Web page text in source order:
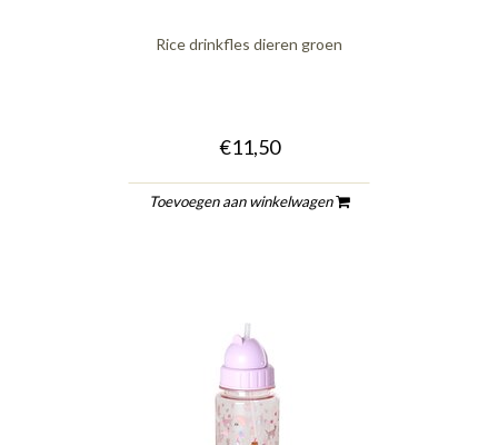
Rice drinkfles dieren groen
€11,50
Toevoegen aan winkelwagen